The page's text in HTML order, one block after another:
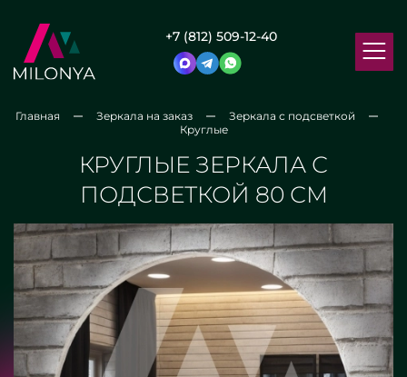
+7 (812) 509-12-40
Главная Зеркала на заказ
Зеркала с подсветкой
Круглые
КРУГЛЫЕ ЗЕРКАЛА С
ПОДСВЕТКОЙ 80 СМ